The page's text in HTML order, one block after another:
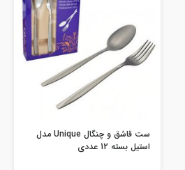
ست قاشق و چنگال Unique مدل
استیل بسته 12 عددی